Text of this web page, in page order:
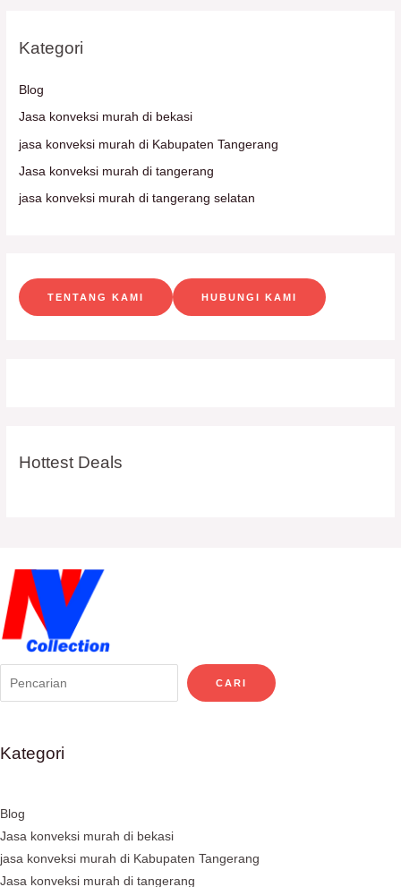
Kategori
Blog
Jasa konveksi murah di bekasi
jasa konveksi murah di Kabupaten Tangerang
Jasa konveksi murah di tangerang
jasa konveksi murah di tangerang selatan
TENTANG KAMI HUBUNGI KAMI
Hottest Deals
CARI
Kategori
Blog
Jasa konveksi murah di bekasi
jasa konveksi murah di Kabupaten Tangerang
Jasa konveksi murah di tangerang